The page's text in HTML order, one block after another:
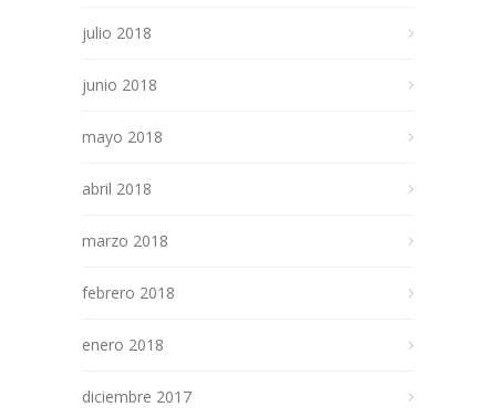
julio 2018
junio 2018
mayo 2018
abril 2018
marzo 2018
febrero 2018
enero 2018
diciembre 2017